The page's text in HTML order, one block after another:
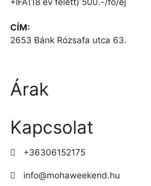
CÍM:
2653 Bánk Rózsafa utca 63.
Árak
Kapcsolat
+36306152175
info@mohaweekend.hu